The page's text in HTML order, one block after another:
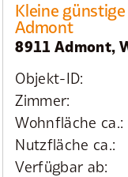
Kleine
Admont
8911 Admont,
Objekt-ID:
Zimmer:
Wohnfläche ca.:
Nutzfläche ca.:
Verfügbar ab: